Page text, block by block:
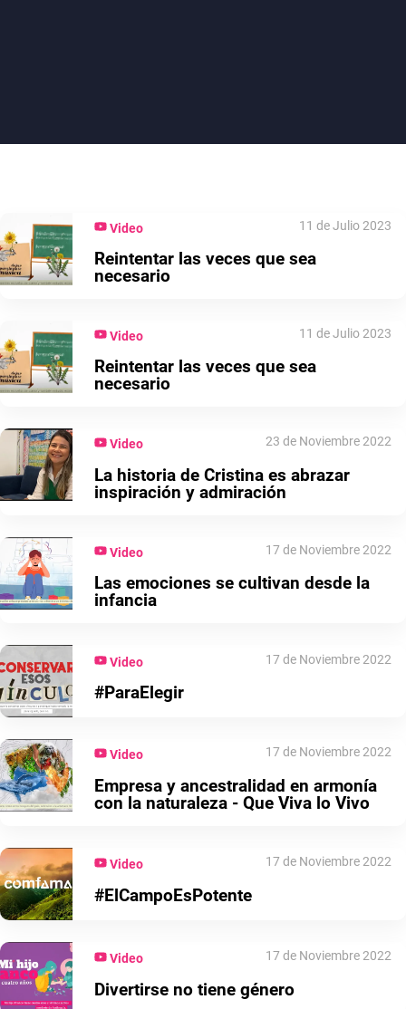
Video 11 de Julio 2023
Reintentar las veces que sea
necesario
Video 11 de Julio 2023
Reintentar las veces que sea
necesario
Video 23 de Noviembre 2022
La historia de Cristina es abrazar
inspiración y admiración
Video 17 de Noviembre 2022
Las emociones se cultivan desde la
infancia
Video 17 de Noviembre 2022
#ParaElegir
Video 17 de Noviembre 2022
Empresa y ancestralidad en armonía
con la naturaleza - Que Viva lo Vivo
Video 17 de Noviembre 2022
#ElCampoEsPotente
Video 17 de Noviembre 2022
Divertirse no tiene género